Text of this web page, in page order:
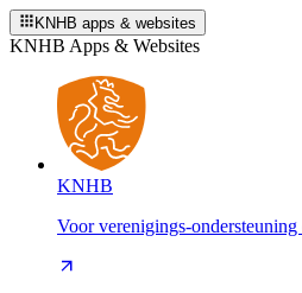
KNHB apps & websites
KNHB Apps & Websites
KNHB
Voor verenigings-ondersteuning